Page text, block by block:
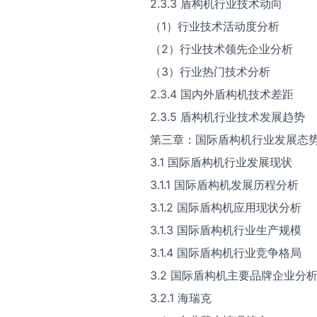
2.3.3 盾构机行业技术动向
（1）行业技术活动度分析
（2）行业技术领先企业分析
（3）行业热门技术分析
2.3.4 国内外盾构机技术差距
2.3.5 盾构机行业技术发展趋势
第三章：国际盾构机行业发展态
3.1 国际盾构机行业发展现状
3.1.1 国际盾构机发展历程分析
3.1.2 国际盾构机应用现状分析
3.1.3 国际盾构机行业生产规模
3.1.4 国际盾构机行业竞争格局
3.2 国际盾构机主要品牌企业分析
3.2.1 海瑞克